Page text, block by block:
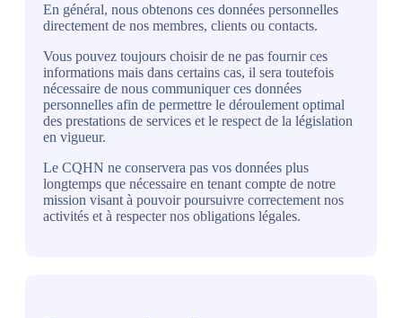
En général, nous obtenons ces données personnelles
directement de nos membres, clients ou contacts.
Vous pouvez toujours choisir de ne pas fournir ces
informations mais dans certains cas, il sera toutefois
nécessaire de nous communiquer ces données
personnelles afin de permettre le déroulement optimal
des prestations de services et le respect de la législation
en vigueur.
Le CQHN ne conservera pas vos données plus
longtemps que nécessaire en tenant compte de notre
mission visant à pouvoir poursuivre correctement nos
activités et à respecter nos obligations légales.